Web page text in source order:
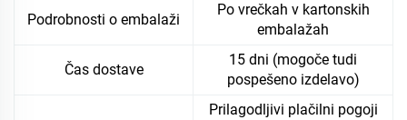
Podrobnosti o embalaži
Po vrečkah v kartonskih
embalažah
Čas dostave
15 dni (mogoče tudi
pospešeno izdelavo)
Prilagodljivi plačilni pogoji